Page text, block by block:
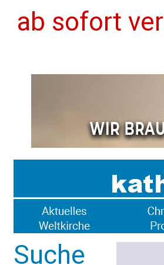
ab sofort
Suche